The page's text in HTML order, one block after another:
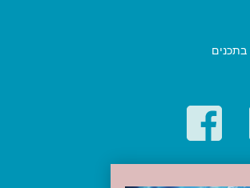
בתכנים